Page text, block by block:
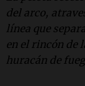
del arco,
línea que
en el rincón de
huracán de